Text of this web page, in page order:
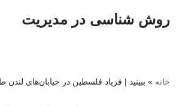
روش شناسی در مدیریت
خانه » ببینید | فریاد فلسطین در خیابان‌های لندن